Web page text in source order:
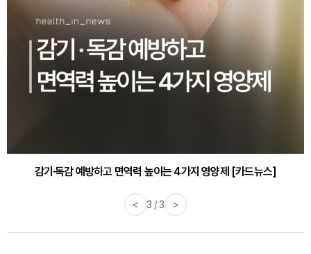
감기·독감 예방하고 면역력 높이는 4가지 영양제 [카드뉴스]
< 3 / 3 >